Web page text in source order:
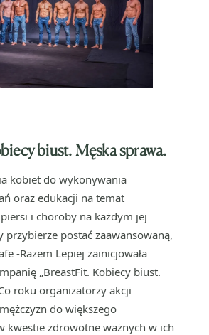
biust. Męska sprawa.
kobiet do wykonywania
oraz edukacji na temat
i choroby na każdym jej
przybierze postać zaawansowaną,
-Razem Lepiej zainicjowała
„BreastFit. Kobiecy biust.
roku organizatorzy akcji
do większego
kwestie zdrowotne ważnych w ich